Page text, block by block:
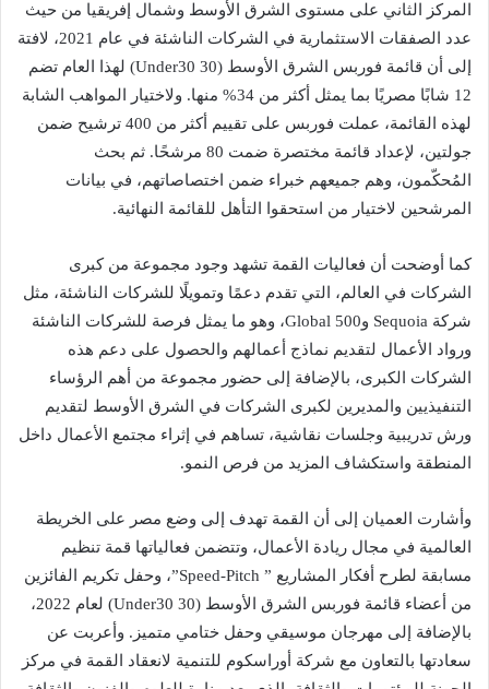
المركز الثاني على مستوى الشرق الأوسط وشمال إفريقيا من حيث
عدد الصفقات الاستثمارية في الشركات الناشئة في عام 2021، لافتة
إلى أن قائمة فوربس الشرق الأوسط (30 Under30) لهذا العام تضم
12 شابًا مصريًا بما يمثل أكثر من 34% منها. ولاختيار المواهب الشابة
لهذه القائمة، عملت فوربس على تقييم أكثر من 400 ترشيح ضمن
جولتين، لإعداد قائمة مختصرة ضمت 80 مرشحًا. ثم بحث
المُحكّمون، وهم جميعهم خبراء ضمن اختصاصاتهم، في بيانات
المرشحين لاختيار من استحقوا التأهل للقائمة النهائية.
كما أوضحت أن فعاليات القمة تشهد وجود مجموعة من كبرى
الشركات في العالم، التي تقدم دعمًا وتمويلًا للشركات الناشئة، مثل
شركة Sequoia و500 Global، وهو ما يمثل فرصة للشركات الناشئة
ورواد الأعمال لتقديم نماذج أعمالهم والحصول على دعم هذه
الشركات الكبرى، بالإضافة إلى حضور مجموعة من أهم الرؤساء
التنفيذيين والمديرين لكبرى الشركات في الشرق الأوسط لتقديم
ورش تدريبية وجلسات نقاشية، تساهم في إثراء مجتمع الأعمال داخل
المنطقة واستكشاف المزيد من فرص النمو.
وأشارت العميان إلى أن القمة تهدف إلى وضع مصر على الخريطة
العالمية في مجال ريادة الأعمال، وتتضمن فعالياتها قمة تنظيم
مسابقة لطرح أفكار المشاريع ” Speed-Pitch”، وحفل تكريم الفائزين
من أعضاء قائمة فوربس الشرق الأوسط (30 Under30) لعام 2022،
بالإضافة إلى مهرجان موسيقي وحفل ختامي متميز. وأعربت عن
سعادتها بالتعاون مع شركة أوراسكوم للتنمية لانعقاد القمة في مركز